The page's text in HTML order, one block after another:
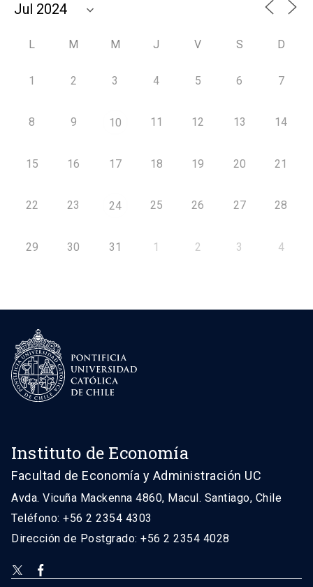
L M M J V S D
1 2 3 4 5 6 7
8 9 10 11 12 13 14
15 16 17 18 19 20 21
22 23 24 25 26 27 28
29 30 31 1 2 3 4
Instituto de Economía
Facultad de Economía y Administración UC
Avda. Vicuña Mackenna 4860, Macul. Santiago, Chile
Teléfono: +56 2 2354 4303
Dirección de Postgrado: +56 2 2354 4028